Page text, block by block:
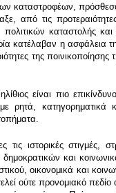
πρόσθεσαν
από τις
καταστολής
κατέλαβαν η
της
είναι πιο
ρητά, κατηγορηματικά
τις ιστορικές
και
οικονομικά και
ούτε προνομιακό